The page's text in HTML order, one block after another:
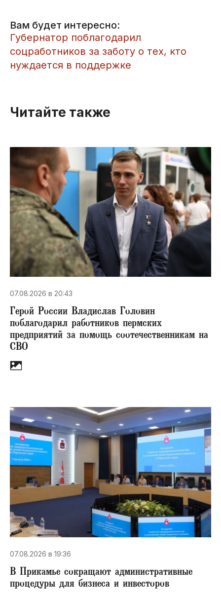
Вам будет интересно:
Губернатор поблагодарил
соцработников за заботу о тех, кто
нуждается в поддержке
Читайте также
07.08.2026 в 20:43
Герой России Владислав Головин
поблагодарил работников пермских
предприятий за помощь соотечественникам на
СВО
07.08.2026 в 19:36
В Прикамье сокращают административные
процедуры для бизнеса и инвесторов